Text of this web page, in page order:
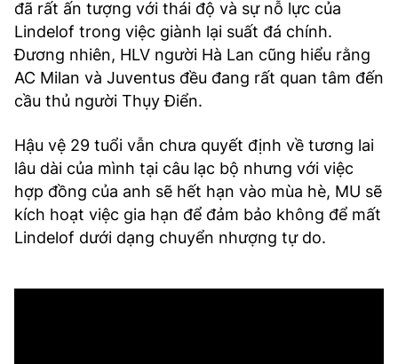
đã rất ấn tượng với thái độ và sự nỗ lực của
Lindelof trong việc giành lại suất đá chính.
Đương nhiên, HLV người Hà Lan cũng hiểu rằng
AC Milan và Juventus đều đang rất quan tâm đến
cầu thủ người Thụy Điển.
Hậu vệ 29 tuổi vẫn chưa quyết định về tương lai
lâu dài của mình tại câu lạc bộ nhưng với việc
hợp đồng của anh sẽ hết hạn vào mùa hè, MU sẽ
kích hoạt việc gia hạn để đảm bảo không để mất
Lindelof dưới dạng chuyển nhượng tự do.